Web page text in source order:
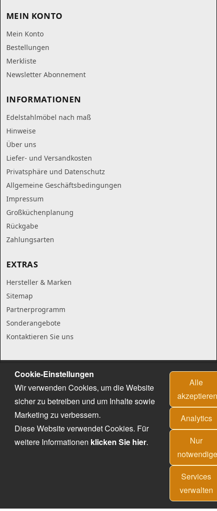
MEIN KONTO
Mein Konto
Bestellungen
Merkliste
Newsletter Abonnement
INFORMATIONEN
Edelstahlmöbel nach maß
Hinweise
Über uns
Liefer- und Versandkosten
Privatsphäre und Datenschutz
Allgemeine Geschäftsbedingungen
Impressum
Großküchenplanung
Rückgabe
Zahlungsarten
EXTRAS
Hersteller & Marken
Sitemap
Partnerprogramm
Sonderangebote
Kontaktieren Sie uns
Cookie-Einstellungen
Wir verwenden Cookies, um die Website
sicher zu betreiben und um Inhalte sowie
Marketing zu verbessern.
Diese Website verwendet Cookies. Für
weitere Informationen klicken Sie hier.
Alle
Analytics
Nur
Services
verwalten